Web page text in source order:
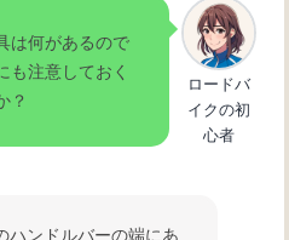
は何があるので
も注意しておく
？
ロードバ
イクの初
心者
ハンドルバーの端にあ